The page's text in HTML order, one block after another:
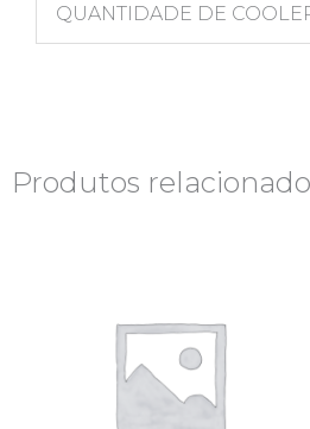
QUANTIDADE DE
Produtos